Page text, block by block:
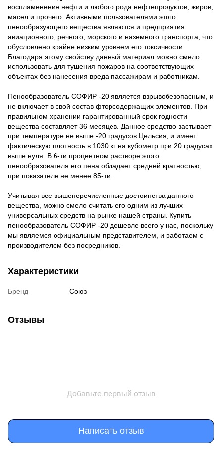
воспламенение нефти и любого рода нефтепродуктов, жиров,
масел и прочего. Активными пользователями этого
пенообразующего вещества являются и предприятия
авиационного, речного, морского и наземного транспорта, что
обусловлено крайне низким уровнем его токсичности.
Благодаря этому свойству данный материал можно смело
использовать для тушения пожаров на соответствующих
объектах без нанесения вреда пассажирам и работникам.
Пенообразователь СОФИР -20 является взрывобезопасным, и
не включает в свой состав фторсодержащих элементов. При
правильном хранении гарантированный срок годности
вещества составляет 36 месяцев. Данное средство застывает
при температуре не выше -20 градусов Цельсия, и имеет
фактическую плотность в 1030 кг на кубометр при 20 градусах
выше нуля. В 6-ти процентном растворе этого
пенообразователя его пена обладает средней кратностью,
при показателе не менее 85-ти.
Учитывая все вышеперечисленные достоинства данного
вещества, можно смело считать его одним из лучших
универсальных средств на рынке нашей страны. Купить
пенообразователь СОФИР -20 дешевле всего у нас, поскольку
мы являемся официальным представителем, и работаем с
производителем без посредников.
Характеристики
Бренд Союз
Отзывы
Добавьте первый отзыв
Написать отзыв